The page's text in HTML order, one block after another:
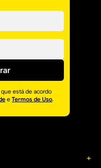
está de acordo
e Termos de Uso.
+